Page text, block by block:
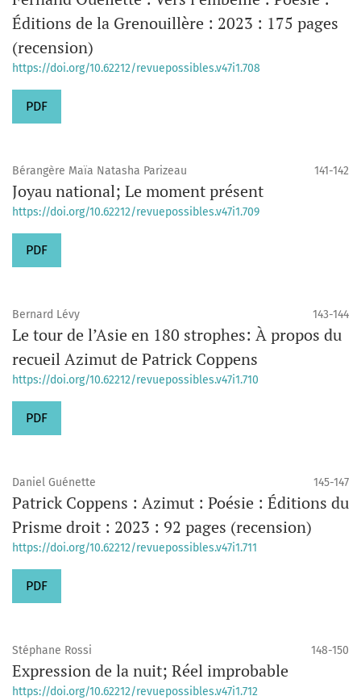
Éditions de la Grenouillère : 2023 : 175 pages
(recension)
https://doi.org/10.62212/revuepossibles.v47i1.708
PDF
Bérangère Maïa Natasha Parizeau 141-142
Joyau national; Le moment présent
https://doi.org/10.62212/revuepossibles.v47i1.709
PDF
Bernard Lévy 143-144
Le tour de l’Asie en 180 strophes: À propos du
recueil Azimut de Patrick Coppens
https://doi.org/10.62212/revuepossibles.v47i1.710
PDF
Daniel Guénette 145-147
Patrick Coppens : Azimut : Poésie : Éditions du
Prisme droit : 2023 : 92 pages (recension)
https://doi.org/10.62212/revuepossibles.v47i1.711
PDF
Stéphane Rossi 148-150
Expression de la nuit; Réel improbable
https://doi.org/10.62212/revuepossibles.v47i1.712